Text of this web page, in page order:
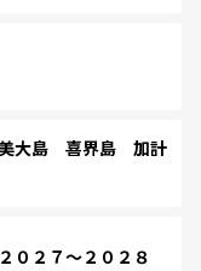
大島 喜界島 加計
２７～２０２８